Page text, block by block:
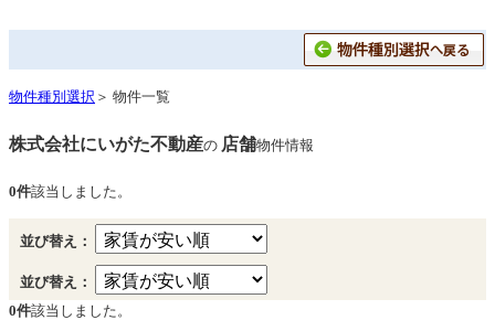
物件種別選択 ＞ 物件一覧
株式会社にいがた不動産の 店舗物件情報
0件該当しました。
並び替え：
並び替え：
0件該当しました。